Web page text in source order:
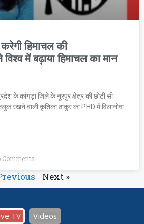
हिमाचल की
में बढ़ाया हिमाचल का मान
के कांगड़ा जिले के नूरपुर क्षेत्र की छोटी सी
रखने वाली कृतिका ठाकुर का PHD में विलानोवा
Comments
Next »
TV Videos